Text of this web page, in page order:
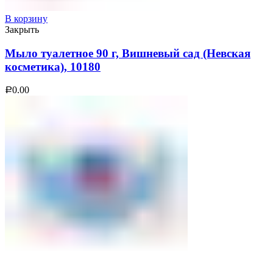
В корзину
Закрыть
Мыло туалетное 90 г, Вишневый сад (Невская
косметика), 10180
Р0.00